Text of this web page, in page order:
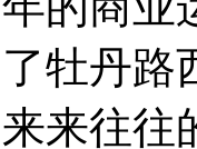
牡丹
来往